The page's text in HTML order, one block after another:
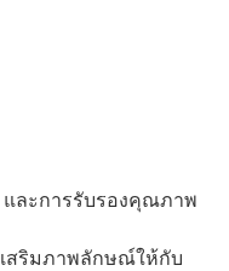
และการรับรองคุณภาพ
สริมภาพลักษณ์ให้กับ